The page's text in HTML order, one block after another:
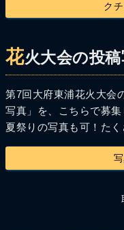
ク
花火大会の投
第7回大府東浦花火大会
写真」を、こちらで募
夏祭りの写真も可！た